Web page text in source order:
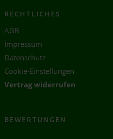
RECHTLICHES
AGB
Impressum
Datenschutz
Cookie-Einstellungen
Vertrag widerrufen
BEWERTUNGEN